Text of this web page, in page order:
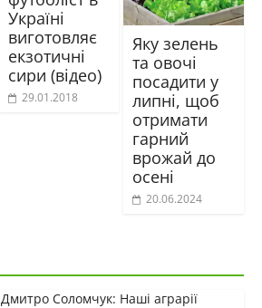
Україні
виготовляє
екзотичні
сири (відео)
29.01.2018
Яку зелень
та овочі
посадити у
липні, щоб
отримати
гарний
врожай до
осені
20.06.2024
Дмитро Соломчук: Наші аграрії